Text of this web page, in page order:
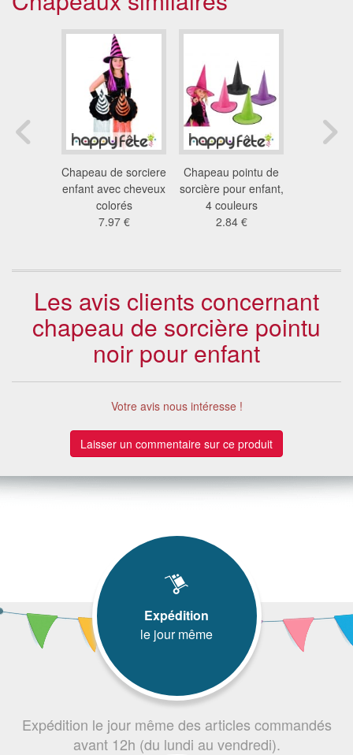
Chapeau de sorciere
enfant avec cheveux
colorés
7.97 €
Chapeau pointu de
sorcière pour enfant,
4 couleurs
2.84 €
Les avis clients concernant
chapeau de sorcière pointu
noir pour enfant
Votre avis nous intéresse !
Laisser un commentaire sur ce produit
Expédition
le jour même
Expédition le jour même des articles commandés
avant 12h (du lundi au vendredi).